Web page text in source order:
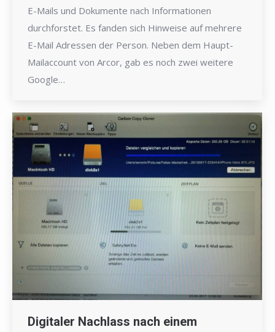
E-Mails und Dokumente nach Informationen
durchforstet. Es fanden sich Hinweise auf mehrere
E-Mail Adressen der Person. Neben dem Haupt-
Mailaccount von Arcor, gab es noch zwei weitere
Google…
Digitaler Nachlass nach einem